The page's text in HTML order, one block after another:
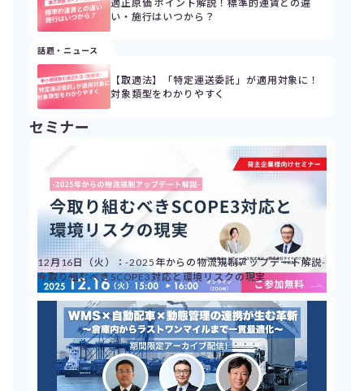
適正原価 ポイント解説！標準的運賃との違
い・施行はいつから？
話題・ニュース
【取適法】「特定運送委託」が適用対象に！
対象類型をわかりやすく
セミナー
12月16日（火）：-2025年からの物流規制アップデート解説-
今取り組むべきSCOPE3対応と環境リスクの現実